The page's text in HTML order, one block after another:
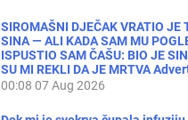
SIROMAŠNI DJEČAK VRATIO JE
SINA — ALI KADA SAM MU
ISPUSTIO SAM ČAŠU: BIO JE
SU MI REKLI DA JE MRTVA
00:08 07 Aug 2026